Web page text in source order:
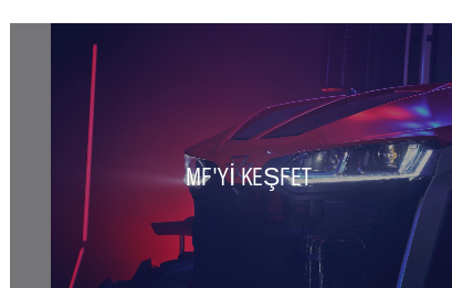
MF'YI KEŞFET